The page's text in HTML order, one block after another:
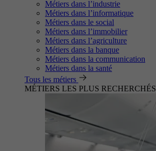
Métiers dans l’industrie
Métiers dans l’informatique
Métiers dans le social
Métiers dans l’immobilier
Métiers dans l’agriculture
Métiers dans la banque
Métiers dans la communication
Métiers dans la santé
Tous les métiers
MÉTIERS LES PLUS RECHERCHÉS